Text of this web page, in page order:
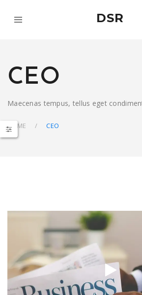
DSR
CEO
Maecenas tempus, tellus eget
HOME CEO